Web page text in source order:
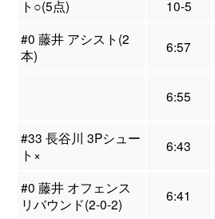
ト○(5点)
10-5
#0 藤井 アシスト(2
本)
6:57
6:55
#33 長谷川 3Pシュー
ト×
6:43
#0 藤井 オフェンス
リバウンド(2-0-2)
6:41